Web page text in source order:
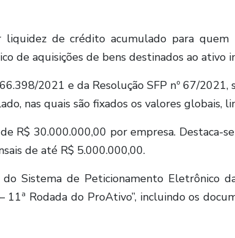
de crédito acumulado para quem
de aquisições de bens destinados ao ativo
2021 e da Resolução SFP nº 67/2021,
nas quais são fixados os valores globais,
R$ 30.000.000,00 por empresa. Destaca-
de até R$ 5.000.000,00.
Sistema de Peticionamento Eletrônico
Rodada do ProAtivo”, incluindo os